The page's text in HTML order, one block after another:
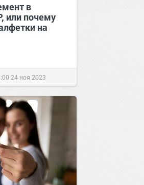
в
или почему
на
24 ноя 2023